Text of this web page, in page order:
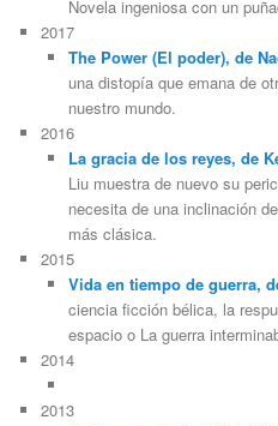
Novela ingeniosa con un
2017
The Power (El poder), de
una distopía que emana de
nuestro mundo.
2016
La gracia de los reyes, de
Liu muestra de nuevo su
necesita de una inclinación
más clásica.
2015
Vida en tiempo de guerra,
ciencia ficción bélica, la
espacio o La guerra
2014
2013